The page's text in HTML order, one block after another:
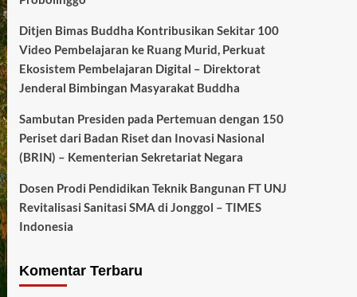
Ditjen Bimas Buddha Kontribusikan Sekitar 100
Video Pembelajaran ke Ruang Murid, Perkuat
Ekosistem Pembelajaran Digital – Direktorat
Jenderal Bimbingan Masyarakat Buddha
Sambutan Presiden pada Pertemuan dengan 150
Periset dari Badan Riset dan Inovasi Nasional
(BRIN) – Kementerian Sekretariat Negara
Dosen Prodi Pendidikan Teknik Bangunan FT UNJ
Revitalisasi Sanitasi SMA di Jonggol – TIMES
Indonesia
Komentar Terbaru